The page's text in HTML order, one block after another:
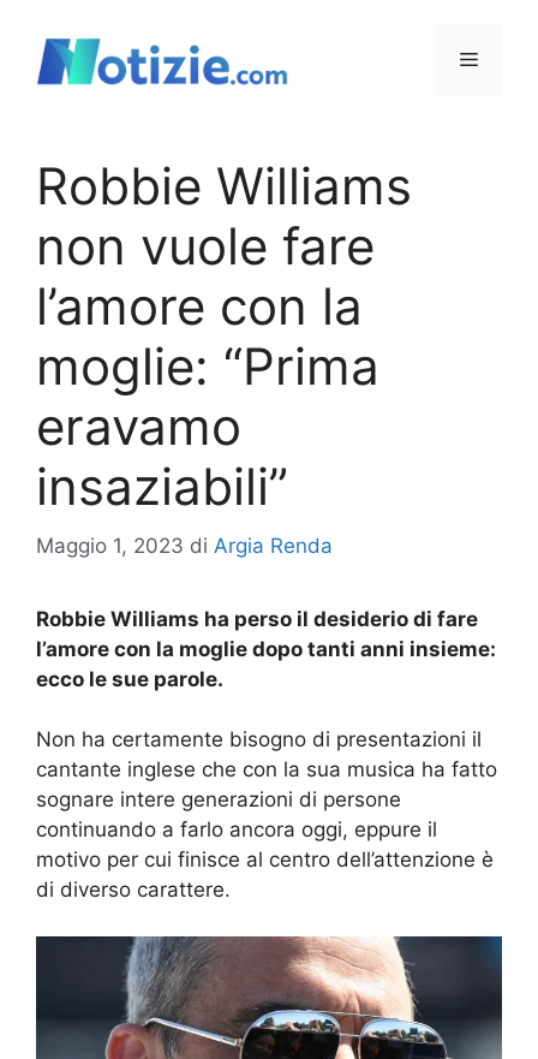
contenuto
Menu
Robbie Williams
non vuole fare
l’amore con la
moglie: “Prima
eravamo
insaziabili”
Maggio 1, 2023 di Argia Renda
Robbie Williams ha perso il desiderio di fare
l’amore con la moglie dopo tanti anni insieme:
ecco le sue parole.
Non ha certamente bisogno di presentazioni il
cantante inglese che con la sua musica ha fatto
sognare intere generazioni di persone
continuando a farlo ancora oggi, eppure il
motivo per cui finisce al centro dell’attenzione è
di diverso carattere.